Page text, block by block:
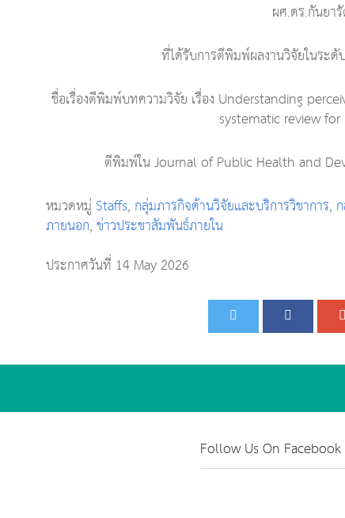
ผศ.ดร.กันยา
ที่ได้รับการตีพิมพ์ผลงานวิจัยในระ
ชื่อเรื่องตีพิมพ์บทความวิจัย เรื่อง Understanding
systematic review
ตีพิมพ์ใน Journal of Public Health and
หมวดหมู่Staffs, กลุ่มภารกิจด้านวิจัยและบริการวิชาการ,
ภายนอก,ข่าวประชาสัมพันธ์ภายใน
ประกาศวันที่ 14 May 2026
Follow Us On Facebook